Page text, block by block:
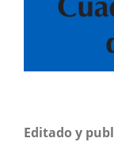
Editado y